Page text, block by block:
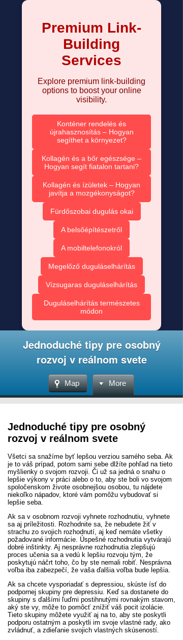
Premium Link-
Building
Services
Explore premium link-building
options to boost your online
visibility.
Konténer rendelés és
újrahasznosítás – Hogyan
segíthet a környezet?
Kollagén és a bőr egészsége –
Hogyan segít fiatalon tartani?
Kollagén és ízületek – Hogyan
javítja a mozgékonyságot?
Fürdőszobai dugulás okai
A belsőépítészetről
A mobiltelefonokról
Megelőző duguláselhárítás
Vízsugaras duguláselhárítás
Duguláselhárítás természetes
módon
Jednoduché tipy pre osobný
rozvoj v reálnom svete
Map More
Jednoduché tipy pre osobný
rozvoj v reálnom svete
Všetci sa snažíme byť lepšou verziou samého seba. Ak
je to váš prípad, potom sami sebe dlžíte pohľad na tieto
myšlienky o svojom rozvoji. Či už sa jedná o snahu o
lepšie výkony v práci alebo o to, aby ste boli vo svojom
spoločenskom živote osobnejšou osobou, tu nájdete
niekoľko nápadov, ktoré vám pomôžu vybudovať si
lepšie seba.
Ak sa v osobnom rozvoji vyhnete rozhodnutiu, vyhnete
sa aj príležitosti. Rozhodnite sa, že nebudete žiť v
strachu zo svojich rozhodnutí, aj keď nemáte všetky
požadované informácie. Úspešné rozhodnutia vytvárajú
dobré inštinkty. Aj nesprávne rozhodnutia zlepšujú
proces učenia sa a vedú k lepšiu rozvoju tým, že
poskytujú náčrt toho, čo by ste nemali robiť. Nesprávna
voľba iba zabezpečí, že vaša ďalšia voľba bude lepšia.
Ak sa chcete vysporiadať s depressiou, skúste ísť do
podpornej skupiny pre depressiu. Keď sa dostanete do
skupiny s ďalšími ľuďmi postihnutými rovnakým stavom,
aký ste vy, môže to pomôcť znížiť váš pocit izolácie.
Tieto skupiny môžete využiť aj na to, aby ste poskytli
podporu ostatným a poskytli im svoje vlastné rady, ako
zvládnuť, a zdieľanie svojich vlastných skúseností.